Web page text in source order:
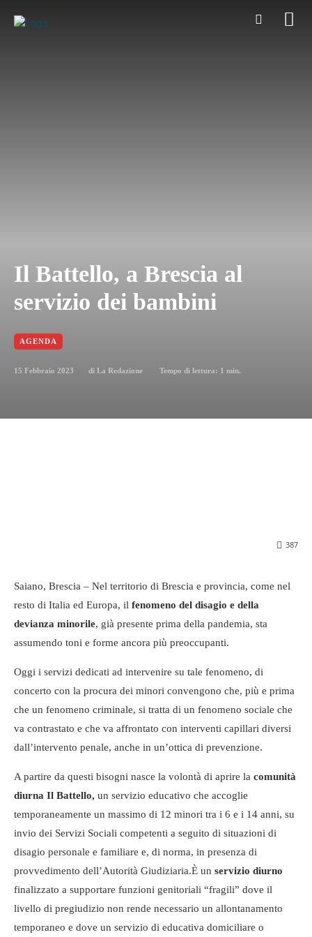
Il Battello, a Brescia al
servizio dei bambini
AGENDA
15 Febbraio 2023 di La Redazione Tempo di lettura: 1 min.
387
Saiano, Brescia – Nel territorio di Brescia e provincia, come nel
resto di Italia ed Europa, il fenomeno del disagio e della
devianza minorile, già presente prima della pandemia, sta
assumendo toni e forme ancora più preoccupanti.
Oggi i servizi dedicati ad intervenire su tale fenomeno, di
concerto con la procura dei minori convengono che, più e prima
che un fenomeno criminale, si tratta di un fenomeno sociale che
va contrastato e che va affrontato con interventi capillari diversi
dall’intervento penale, anche in un’ottica di prevenzione.
A partire da questi bisogni nasce la volontà di aprire la comunità
diurna Il Battello, un servizio educativo che accoglie
temporaneamente un massimo di 12 minori tra i 6 e i 14 anni, su
invio dei Servizi Sociali competenti a seguito di situazioni di
disagio personale e familiare e, di norma, in presenza di
provvedimento dell’Autorità Giudiziaria.È un servizio diurno
finalizzato a supportare funzioni genitoriali “fragili” dove il
livello di pregiudizio non rende necessario un allontanamento
temporaneo e dove un servizio di educativa domiciliare o